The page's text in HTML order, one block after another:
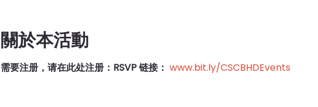
關於本活動
需要注册，请在此处注册：RSVP 链接： www.bit.ly/CSCBHDEvents